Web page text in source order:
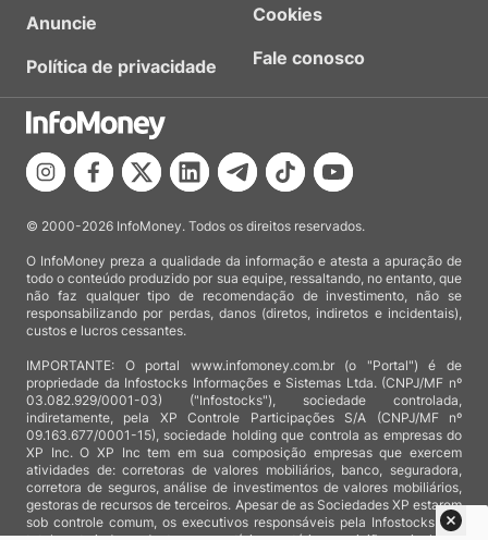
Anuncie
Política de privacidade
Cookies
Fale conosco
© 2000-2026 InfoMoney. Todos os direitos reservados.
O InfoMoney preza a qualidade da informação e atesta a apuração de
todo o conteúdo produzido por sua equipe, ressaltando, no entanto, que
não faz qualquer tipo de recomendação de investimento, não se
responsabilizando por perdas, danos (diretos, indiretos e incidentais),
custos e lucros cessantes.
IMPORTANTE: O portal www.infomoney.com.br (o "Portal") é de
propriedade da Infostocks Informações e Sistemas Ltda. (CNPJ/MF nº
03.082.929/0001-03) ("Infostocks"), sociedade controlada,
indiretamente, pela XP Controle Participações S/A (CNPJ/MF nº
09.163.677/0001-15), sociedade holding que controla as empresas do
XP Inc. O XP Inc tem em sua composição empresas que exercem
atividades de: corretoras de valores mobiliários, banco, seguradora,
corretora de seguros, análise de investimentos de valores mobiliários,
gestoras de recursos de terceiros. Apesar de as Sociedades XP estarem
sob controle comum, os executivos responsáveis pela Infostocks são